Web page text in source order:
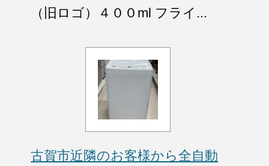
（旧ロゴ）４００ml フライ...
古賀市近隣のお客様から全自動